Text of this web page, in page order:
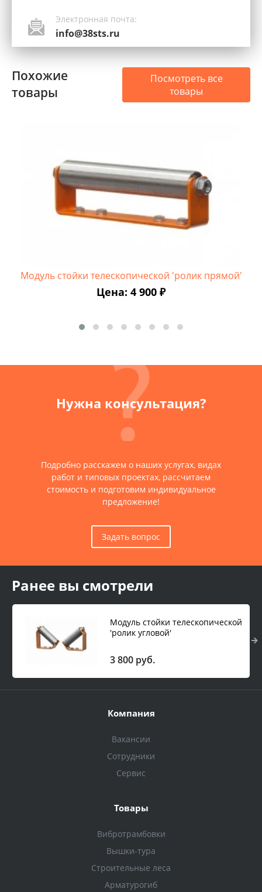
Электронная почта:
info@38sts.ru
Похожие
товары
Посмотреть все
товары
Модуль стойки телескопической 'ролик прямой'
Цена: 4 900 ₽
Нужна консультация?
Подробно расскажем о наших услугах, видах
работ и типовых проектах, рассчитаем
стоимость и подготовим индивидуальное
предложение!
Задать вопрос
Ранее вы смотрели
Модуль стойки телескопической
'ролик угловой'
3 800 руб.
Компания
Вакансии
Сотрудники
Сервис
Товары
Вибротрамбовки
Вышки-тура
Строительные леса
Арматурогиб